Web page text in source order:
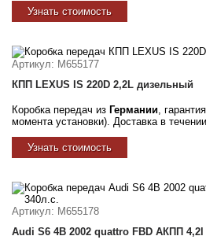
Узнать стоимость
Артикул: M655177
КПП LEXUS IS 220D 2,2L дизельный
Коробка передач из Германии,
момента установки). Доставка в
Узнать стоимость
Артикул: M655178
Audi S6 4B 2002 quattro FBD АКПП 4,2l